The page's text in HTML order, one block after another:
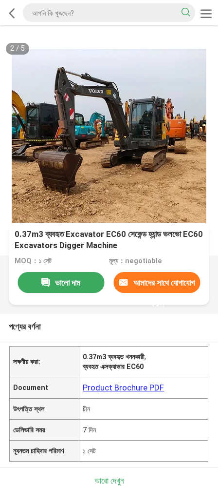
2/ 5
0.37m3 ব্যবহৃত Excavator EC60 সেকেন্ড হ্যান্ড ভলভো EC60
Excavators Digger Machine
MOQ：১ সেট মূল্য：negotiable
ভালো দাম আমাদের সাথে যোগাযোগ
করুন
পণ্যের বর্ণনা
লক্ষণীয় করা:
0.37m3 ব্যবহৃত খননকারী,
ব্যবহৃত এক্সক্যাভার EC60
Document Product Brochure PDF
উৎপত্তি স্থল চীন
ডেলিভারি সময় 7 দিন
ন্যূনতম চাহিদার পরিমাণ ১ সেট
আরো দেখুন